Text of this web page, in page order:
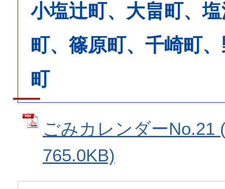
小塩辻町、大畠町、
町、篠原町、千崎町
町
ごみカレンダーNo.21
765.0KB)